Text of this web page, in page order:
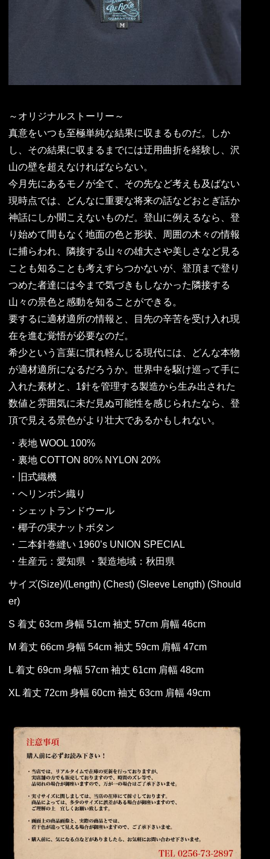
～オリジナルストーリー～
真意をいつも至極単純な結果に収まるものだ。しか
し、その結果に収まるまでには迂用曲折を経験し、沢
山の壁を超えなければならない。
今月先にあるモノが全て、その先など考えも及ばない
現時点では、どんなに重要な将来の話などおとぎ話か
神話にしか聞こえないものだ。登山に例えるなら、登
り始めて間もなく地面の色と形状、周囲の木々の情報
に捕らわれ、隣接する山々の雄大さや美しさなど見る
ことも知ることも考えすらつかないが、登頂まで登り
つめた者達には今まで気づきもしなかった隣接する
山々の景色と感動を知ることができる。
要するに適材適所の情報と、目先の辛苦を受け入れ現
在を進む覚悟が必要なのだ。
希少という言葉に慣れ軽んじる現代には、どんな本物
が適材適所になるだろうか。世界中を駆け巡って手に
入れた素材と、1針を管理する製造から生み出された
数値と雰囲気に未だ見ぬ可能性を感じられたなら、登
頂で見える景色がより壮大であるかもしれない。
・表地 WOOL 100%
・裏地 COTTON 80% NYLON 20%
・旧式織機
・ヘリンボン織り
・シェットランドウール
・椰子の実ナットボタン
・二本針巻縫い 1960’s UNION SPECIAL
・生産元：愛知県 ・製造地域：秋田県
サイズ(Size)/(Length) (Chest) (Sleeve Length) (Should
er)
S 着丈 63cm 身幅 51cm 袖丈 57cm 肩幅 46cm
M 着丈 66cm 身幅 54cm 袖丈 59cm 肩幅 47cm
L 着丈 69cm 身幅 57cm 袖丈 61cm 肩幅 48cm
XL 着丈 72cm 身幅 60cm 袖丈 63cm 肩幅 49cm